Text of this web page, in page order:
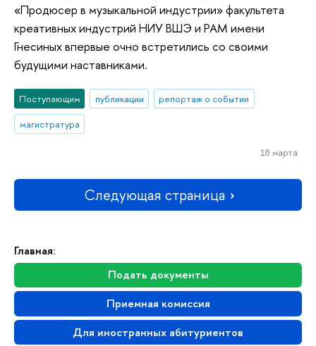
Главная:
Подать документы
Приемная комиссия
Для иностранных абитуриентов
«Продюсер в музыкальной индустрии» факультета
креативных индустрий НИУ ВШЭ и РАМ имени
Гнесиных впервые очно встретились со своими
будущими наставниками.
Поступающим публикации
репортаж о событии
магистратура
18 марта
Следующая страница